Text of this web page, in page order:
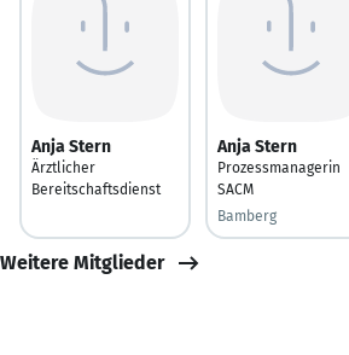
Anja Stern
Ärztlicher
Bereitschaftsdienst
Anja Stern
Prozessmanagerin
SACM
Bamberg
Weitere Mitglieder